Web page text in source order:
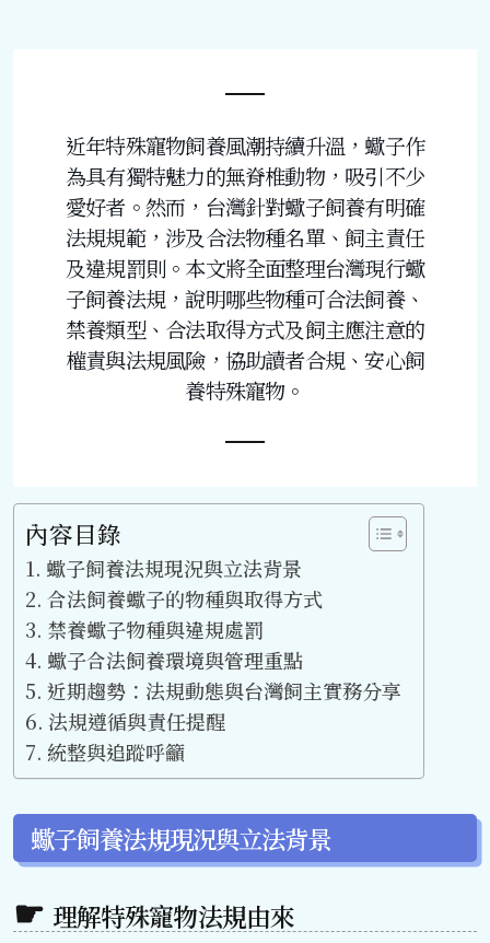
近年特殊寵物飼養風潮持續升溫，蠍子作
為具有獨特魅力的無脊椎動物，吸引不少
愛好者。然而，台灣針對蠍子飼養有明確
法規規範，涉及合法物種名單、飼主責任
及違規罰則。本文將全面整理台灣現行蠍
子飼養法規，說明哪些物種可合法飼養、
禁養類型、合法取得方式及飼主應注意的
權責與法規風險，協助讀者合規、安心飼
養特殊寵物。
內容目錄
蠍子飼養法規現況與立法背景
合法飼養蠍子的物種與取得方式
禁養蠍子物種與違規處罰
蠍子合法飼養環境與管理重點
近期趨勢：法規動態與台灣飼主實務分享
法規遵循與責任提醒
統整與追蹤呼籲
蠍子飼養法規現況與立法背景
理解特殊寵物法規由來